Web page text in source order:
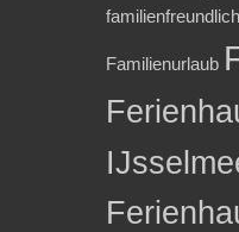
Familienurlaub